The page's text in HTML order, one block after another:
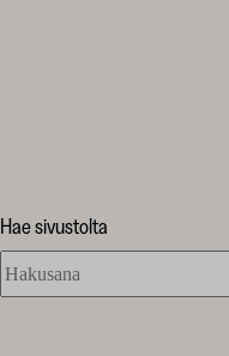
Hae sivustolta
sivustolta